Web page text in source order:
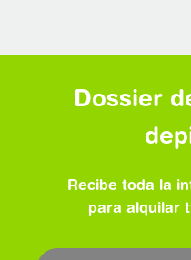
Dossier
Recibe toda la
para alquilar